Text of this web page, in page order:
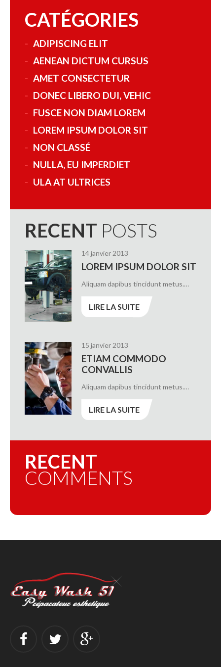
CATÉGORIES
ADIPISCING ELIT
AENEAN DICTUM CURSUS
AMET CONSECTETUR
DONEC LIBERO DUI, VEHIC
FUSCE NON DIAM LOREM
LOREM IPSUM DOLOR SIT
NON CLASSÉ
NULLA, EU IMPERDIET
ULA AT ULTRICES
RECENT POSTS
14 janvier 2013
LOREM IPSUM DOLOR SIT
Aliquam dapibus tincidunt metus.…
LIRE LA SUITE
15 janvier 2013
ETIAM COMMODO
CONVALLIS
Aliquam dapibus tincidunt metus.…
LIRE LA SUITE
RECENT
COMMENTS